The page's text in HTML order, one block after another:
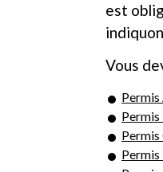
est
Vous
Permis
Permis
Permis
Permis